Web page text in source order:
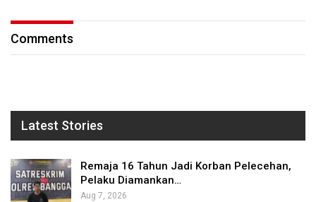
Comments
Latest Stories
Remaja 16 Tahun Jadi Korban Pelecehan,
Pelaku Diamankan…
Aug 7, 2026